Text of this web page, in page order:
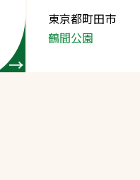
東京都町田市
鶴間公園